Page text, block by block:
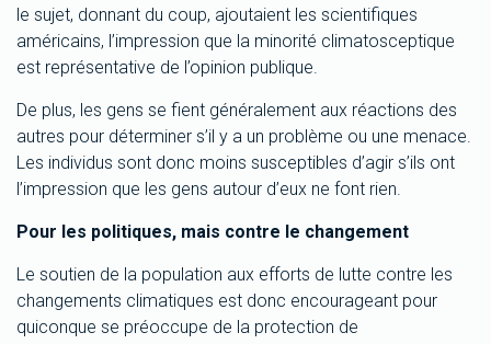
le sujet, donnant du coup, ajoutaient les scientifiques
américains, l’impression que la minorité climatosceptique
est représentative de l’opinion publique.
De plus, les gens se fient généralement aux réactions des
autres pour déterminer s’il y a un problème ou une menace.
Les individus sont donc moins susceptibles d’agir s’ils ont
l’impression que les gens autour d’eux ne font rien.
Pour les politiques, mais contre le changement
Le soutien de la population aux efforts de lutte contre les
changements climatiques est donc encourageant pour
quiconque se préoccupe de la protection de